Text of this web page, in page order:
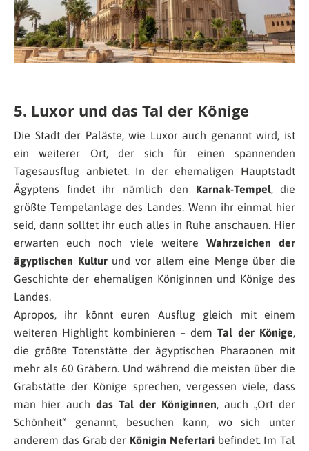
5. Luxor und das Tal der Könige
Die Stadt der Paläste, wie Luxor auch genannt wird, ist
ein weiterer Ort, der sich für einen spannenden
Tagesausflug anbietet. In der ehemaligen Hauptstadt
Ägyptens findet ihr nämlich den Karnak-Tempel, die
größte Tempelanlage des Landes. Wenn ihr einmal hier
seid, dann solltet ihr euch alles in Ruhe anschauen. Hier
erwarten euch noch viele weitere Wahrzeichen der
ägyptischen Kulturund vor allem eine Menge über die
Geschichte der ehemaligen Königinnen und Könige des
Landes.
Apropos, ihr könnt euren Ausflug gleich mit einem
weiteren Highlight kombinieren – demTal der Könige,
die größte Totenstätte der ägyptischen Pharaonen mit
mehr als 60 Gräbern. Und während die meisten über die
Grabstätte der Könige sprechen, vergessen viele, dass
man hier auch das Tal der Königinnen, auch „Ort der
Schönheit“ genannt, besuchen kann, wo sich unter
anderem das Grab der Königin Nefertaribefindet. Im Tal